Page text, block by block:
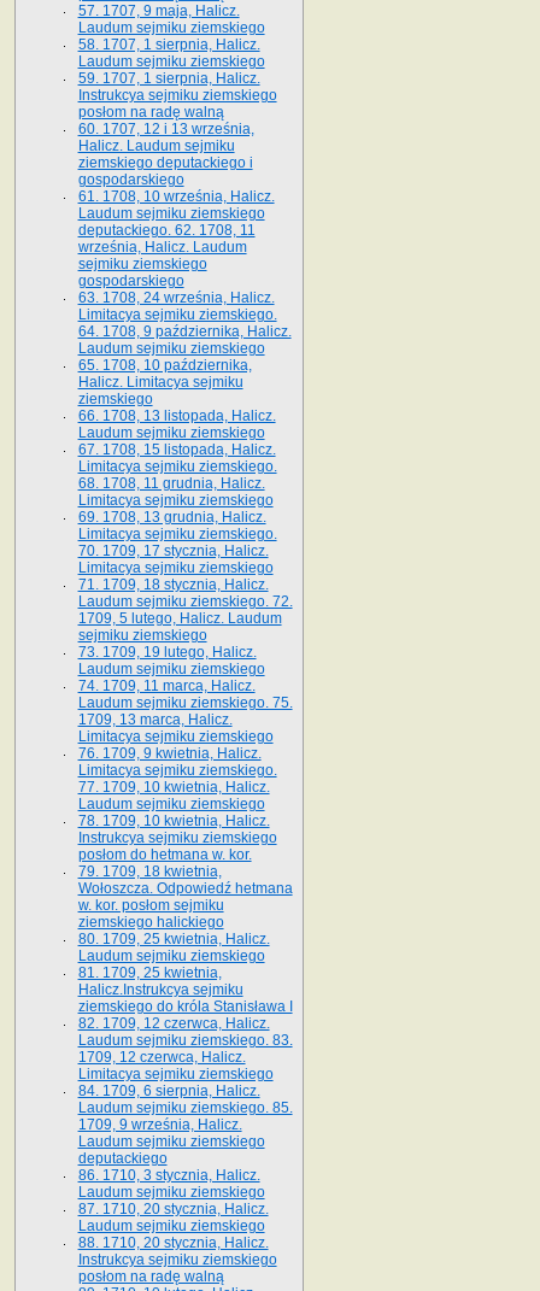
57. 1707, 9 maja, Halicz.
Laudum sejmiku ziemskiego
58. 1707, 1 sierpnia, Halicz.
Laudum sejmiku ziemskiego
59. 1707, 1 sierpnia, Halicz.
Instrukcya sejmiku ziemskiego
posłom na radę walną
60. 1707, 12 i 13 września,
Halicz. Laudum sejmiku
ziemskiego deputackiego i
gospodarskiego
61. 1708, 10 września, Halicz.
Laudum sejmiku ziemskiego
deputackiego. 62. 1708, 11
września, Halicz. Laudum
sejmiku ziemskiego
gospodarskiego
63. 1708, 24 września, Halicz.
Limitacya sejmiku ziemskiego.
64. 1708, 9 października, Halicz.
Laudum sejmiku ziemskiego
65­. 1708, 10 października,
Halicz. Limitacya sejmiku
ziemskiego
66. 1708, 13 listopada, Halicz.
Laudum sejmiku ziemskiego
67. 1708, 15 listopada, Halicz.
Limitacya sejmiku ziemskiego.
68. 1708, 11 grudnia, Halicz.
Limitacya sejmiku ziemskiego
69. 1708, 13 grudnia, Halicz.
Limitacya sejmiku ziemskiego.
70. 1709, 17 stycznia, Halicz.
Limitacya sejmiku ziemskiego
71. 1709, 18 stycznia, Halicz.
Laudum sejmiku ziemskiego. 72.
1709, 5 lutego, Halicz. Laudum
sejmiku ziemskiego
73. 1709, 19 lutego, Halicz.
Laudum sejmiku ziemskiego
74. 1709, 11 marca, Halicz.
Laudum sejmiku ziemskiego. 75.
1709, 13 marca, Halicz.
Limitacya sejmiku ziemskiego
76. 1709, 9 kwietnia, Halicz.
Limitacya sejmiku ziemskiego.
77. 1709, 10 kwietnia, Halicz.
Laudum sejmiku ziemskiego
78. 1709, 10 kwietnia, Halicz.
Instrukcya sejmiku ziemskiego
posłom do hetmana w. kor.
79. 1709, 18 kwietnia,
Wołoszcza. Odpowiedź hetmana
w. kor. posłom sejmiku
ziemskiego halickiego
80. 1709, 25 kwietnia, Halicz.
Laudum sejmiku ziemskiego
81. 1709, 25 kwietnia,
Halicz.Instrukcya sejmiku
ziemskiego do króla Stanisława I
82. 1709, 12 czerwca, Halicz.
Laudum sejmiku ziemskiego. 83.
1709, 12 czerwca, Halicz.
Limitacya sejmiku ziemskiego
84. 1709, 6 sierpnia, Halicz.
Laudum sejmiku ziemskiego. 85.
1709, 9 września, Halicz.
Laudum sejmiku ziemskiego
deputackiego
86. 1710, 3 stycznia, Halicz.
Laudum sejmiku ziemskiego
87. 1710, 20 stycznia, Halicz.
Laudum sejmiku ziemskiego
88. 1710, 20 stycznia, Halicz.
Instrukcya sejmiku ziemskiego
posłom na radę walną